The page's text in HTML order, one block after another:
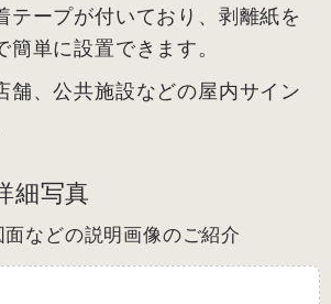
テープが付いており、剥離紙を
単に設置できます。
舗、公共施設などの屋内サイン
細写真
などの説明画像のご紹介